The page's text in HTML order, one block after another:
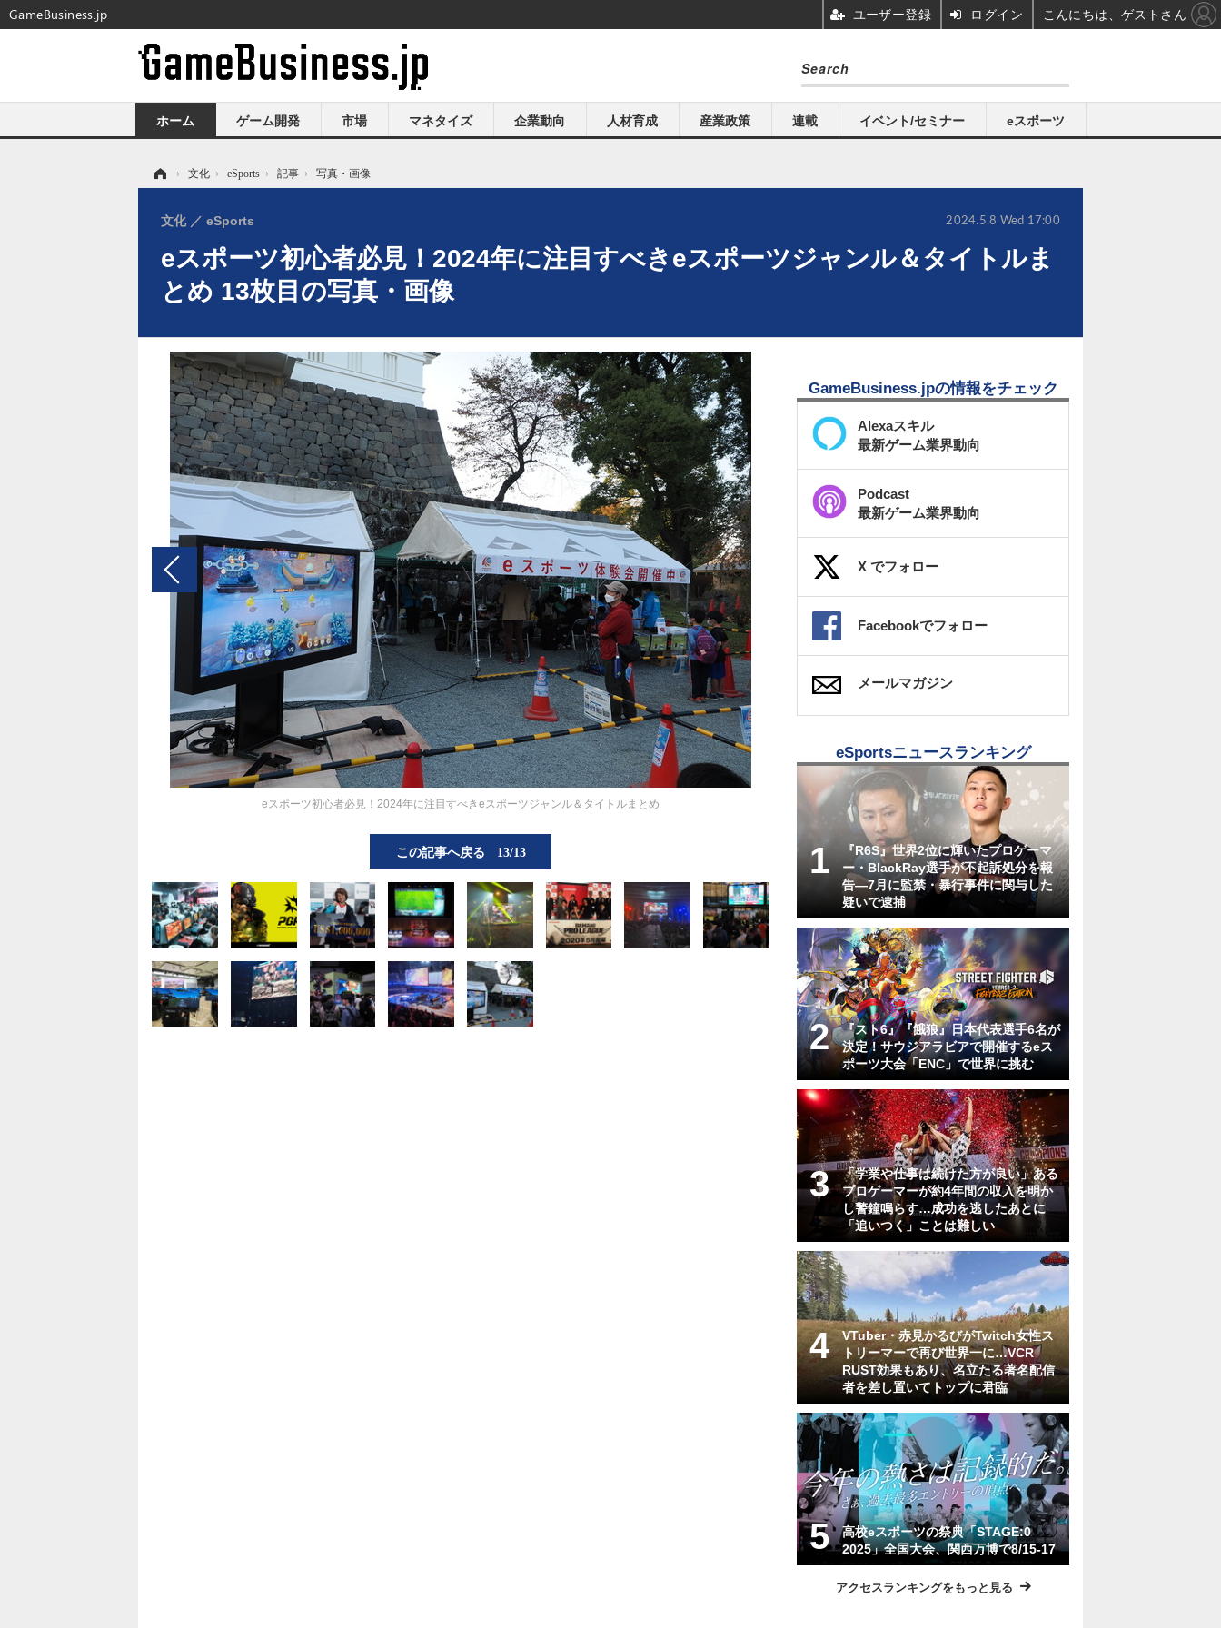
ホーム ゲーム開発 市場 マネタイズ 企業動向 人材育成 産業政策 連載 イベント/セミナー eスポーツ
› 文化 › eSports › 記事 › 写真・画像
eスポーツ初心者必見！2024年に注目すべきeスポーツジャンル＆タイトルま
とめ 13枚目の写真・画像
文化 eSports 2024.5.8 Wed 17:00
eスポーツ初心者必見！2024年に注目すべきeスポーツジャンル＆タイトルまとめ
この記事へ戻る 13/13
GameBusiness.jpの情報をチェック
Alexaスキル
最新ゲーム業界動向
Podcast
最新ゲーム業界動向
X でフォロー
Facebookでフォロー
メールマガジン
eSportsニュースランキング
『R6S』世界2位に輝いたプロゲーマ
ー・BlackRay選手が不起訴処分を報
告―7月に監禁・暴行事件に関与した
疑いで逮捕
『スト6』『餓狼』日本代表選手6名が
決定！サウジアラビアで開催するeス
ポーツ大会「ENC」で世界に挑む
「学業や仕事は続けた方が良い」ある
プロゲーマーが約4年間の収入を明か
し警鐘鳴らす…成功を逃したあとに
「追いつく」ことは難しい
VTuber・赤見かるびがTwitch女性ス
トリーマーで再び世界一に…VCR
RUST効果もあり、名立たる著名配信
者を差し置いてトップに君臨
高校eスポーツの祭典「STAGE:0
2025」全国大会、関西万博で8/15-17
アクセスランキングをもっと見る
GameBusiness.jp ユーザー登録 ログイン こんにちは、ゲストさん